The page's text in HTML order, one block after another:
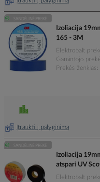
Izoliacija
165 - 3M
Elektrobalt
Gamintojo
Prekės ženklas
Įtraukti į palyginimą
Izoliacija
atspari UV
Elektrobalt